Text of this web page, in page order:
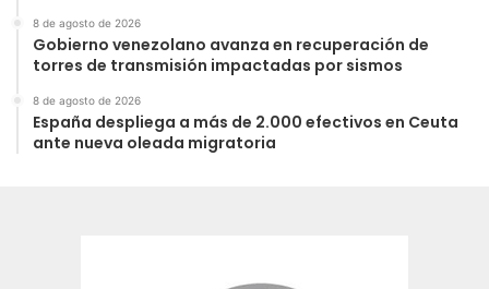
8 de agosto de 2026
Gobierno venezolano avanza en recuperación de
torres de transmisión impactadas por sismos
8 de agosto de 2026
España despliega a más de 2.000 efectivos en Ceuta
ante nueva oleada migratoria